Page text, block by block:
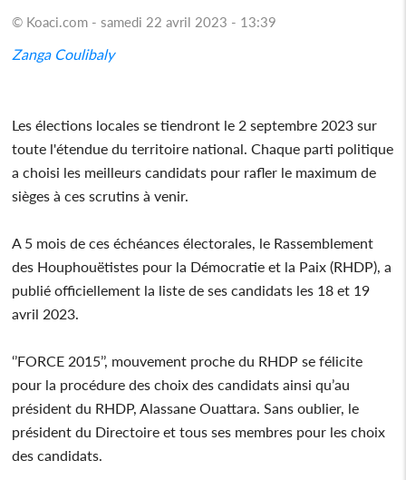
© Koaci.com - samedi 22 avril 2023 - 13:39
Zanga Coulibaly
Les élections locales se tiendront le 2 septembre 2023 sur
toute l'étendue du territoire national. Chaque parti politique
a choisi les meilleurs candidats pour rafler le maximum de
sièges à ces scrutins à venir.
A 5 mois de ces échéances électorales, le Rassemblement
des Houphouëtistes pour la Démocratie et la Paix (RHDP), a
publié officiellement la liste de ses candidats les 18 et 19
avril 2023.
‘’FORCE 2015’’, mouvement proche du RHDP se félicite
pour la procédure des choix des candidats ainsi qu’au
président du RHDP, Alassane Ouattara. Sans oublier, le
président du Directoire et tous ses membres pour les choix
des candidats.